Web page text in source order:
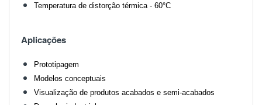
Temperatura de distorção térmica - 60°C
Aplicações
Prototipagem
Modelos conceptuais
Visualização de produtos acabados e semi-acabados